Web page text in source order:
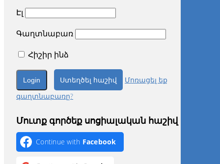
Էլ
Գաղտնաբառ
Հիշիր ինձ
Ստեղծել հաշիվ
Մոռացել եք
գաղտնաբառը?
Մուտք գործեք սոցիալական հաշիվ
Continue with Facebook